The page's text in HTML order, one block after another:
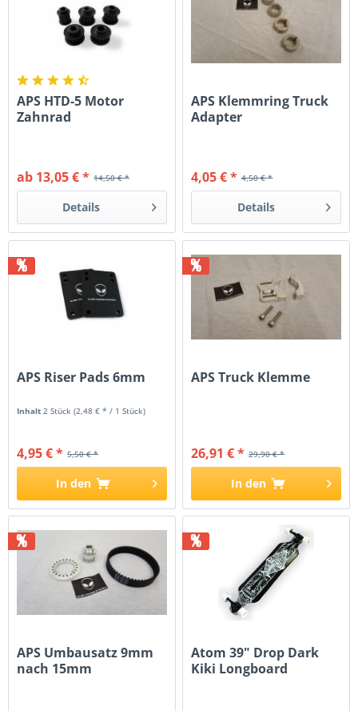
APS HTD-5 Motor
Zahnrad
14,50 € *
ab 13,05 € *
Details
APS Klemmring Truck
Adapter
4,50 € *
4,05 € *
Details
%
APS Riser Pads 6mm
Inhalt 2 Stück(2,48 € * / 1 Stück)
5,50 € *
4,95 € *
In den
%
APS Truck Klemme
29,90 € *
26,91 € *
In den
%
APS Umbausatz 9mm
nach 15mm
%
Atom 39" Drop Dark
Kiki Longboard